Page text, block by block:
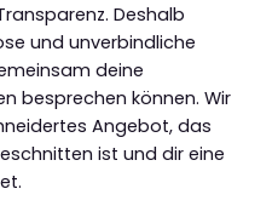
Deshalb
und unverbindliche
deine
besprechen können. Wir
Angebot, das
ist und dir eine